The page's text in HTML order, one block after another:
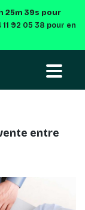
25m 38s pour
92 05 38 pour en
entre